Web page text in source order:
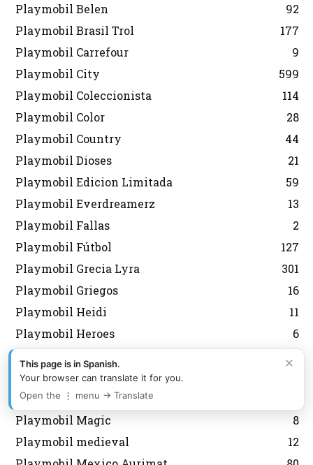
Playmobil Belen
92
Playmobil Brasil Trol
177
Playmobil Carrefour
9
Playmobil City
599
Playmobil Coleccionista
114
Playmobil Color
28
Playmobil Country
44
Playmobil Dioses
21
Playmobil Edicion Limitada
59
Playmobil Everdreamerz
13
Playmobil Fallas
2
Playmobil Fútbol
127
Playmobil Grecia Lyra
301
Playmobil Griegos
16
Playmobil Heidi
11
Playmobil Heroes
6
Playmobil Japon
Playmobil Korea
Playmobil Magic
8
Playmobil medieval
12
×
This page is in Spanish.
Your browser can translate it for you.
Open the ⋮ menu → Translate